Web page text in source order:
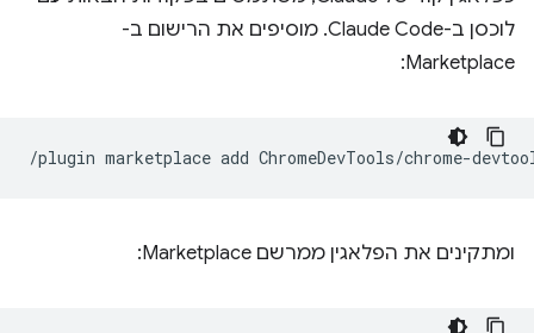
לוכסן ב-Claude Code. מוסיפים את הרישום ב-
Marketplace:
/plugin marketplace add
ומתקינים את הפלאגין ממרשם Marketplace: